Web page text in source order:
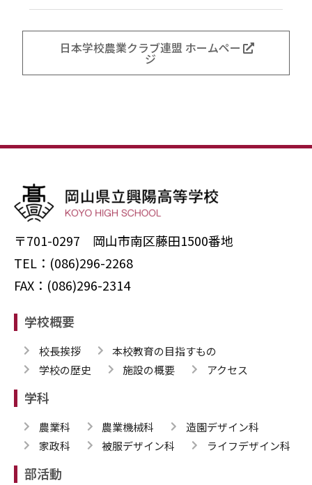
日本学校農業クラブ連盟 ホームペー
ジ
〒701-0297 岡山市南区藤田1500番地
TEL：(086)296-2268
FAX：(086)296-2314
学校概要
校長挨拶
本校教育の目指すもの
学校の歴史
施設の概要 アクセス
学科
農業科 農業機械科
造園デザイン科
家政科
被服デザイン科 ライフデザイン科
部活動